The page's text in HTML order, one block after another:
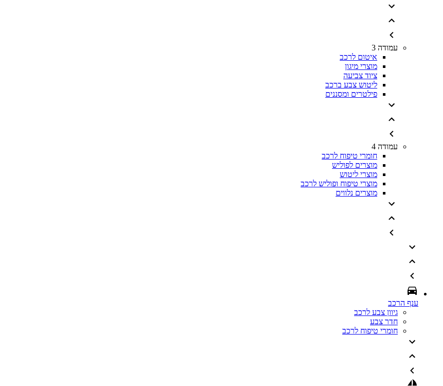
עמודה 3
איטום לרכב
מוצרי מיגון
ציוד צביעה
ליטוש צבע ברכב
פילטרים ומסננים
עמודה 4
חומרי טיפוח לרכב
מוצרים לפוליש
מוצרי ליטוש
מוצרי טיפוח ופוליש לרכב
מוצרים נלווים
ענף הרכב
גיוון צבע לרכב
חדר צבע
חומרי טיפוח לרכב